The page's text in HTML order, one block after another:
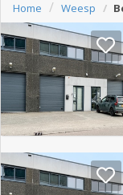
aanbieden
Pand
zoeken
Waarom
adverteren
Premium
adverteren
Home Weesp